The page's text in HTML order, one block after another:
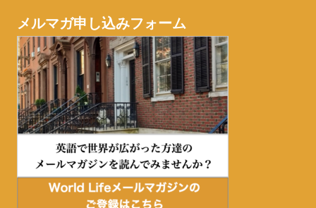
メルマガ申し込みフォーム